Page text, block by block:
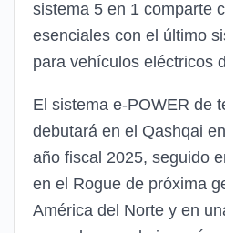
sistema 5 en 1 comparte
esenciales con el último
para vehículos eléctricos
El sistema e-POWER de
debutará en el Qashqai
año fiscal 2025, seguido
en el Rogue de próxima
América del Norte y en